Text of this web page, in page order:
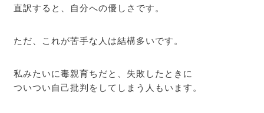
直訳すると、自分への優しさです。
ただ、これが苦手な人は結構多いです。
私みたいに毒親育ちだと、失敗したときに
ついつい自己批判をしてしまう人もいます。